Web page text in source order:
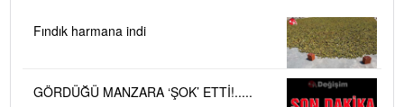
Fındık harmana indi
GÖRDÜĞÜ MANZARA ‘ŞOK’ ETTİ!.....